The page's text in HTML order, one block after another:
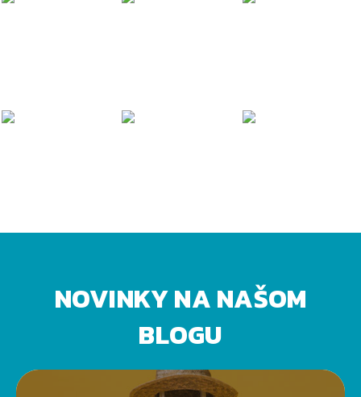
NOVINKY NA NAŠOM
BLOGU